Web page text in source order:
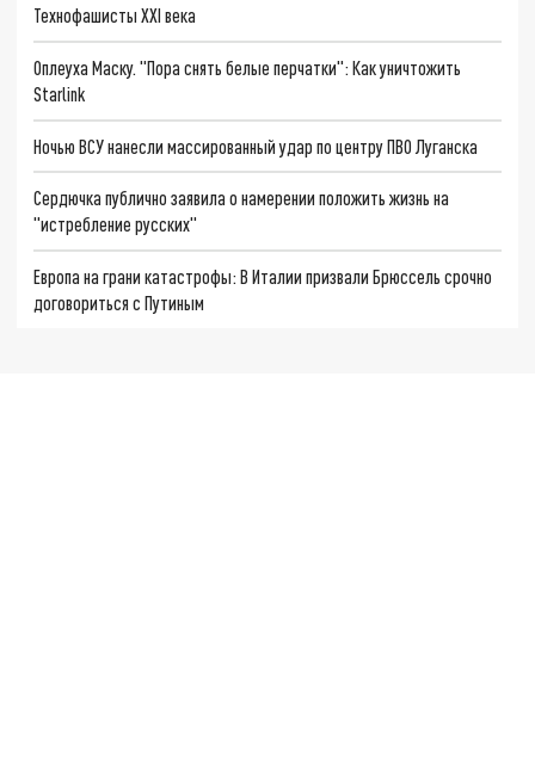
Технофашисты XXI века
Оплеуха Маску. "Пора снять белые перчатки": Как уничтожить
Starlink
Ночью ВСУ нанесли массированный удар по центру ПВО Луганска
Сердючка публично заявила о намерении положить жизнь на
"истребление русских"
Европа на грани катастрофы: В Италии призвали Брюссель срочно
договориться с Путиным